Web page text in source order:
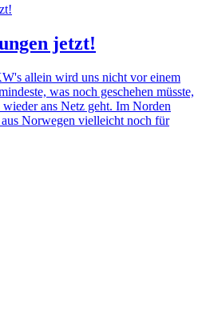
jetzt!
allein wird uns nicht vor einem
was noch geschehen müsste,
ans Netz geht. Im Norden
Norwegen vielleicht noch für